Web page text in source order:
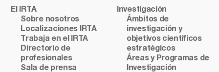
El IRTA
Sobre nosotros
Localizaciones IRTA
Trabaja en el IRTA
Directorio de
profesionales
Sala de prensa
Investigación
Ámbitos de
investigación y
objetivos científicos
estratégicos
Áreas y Programas de
Investigación